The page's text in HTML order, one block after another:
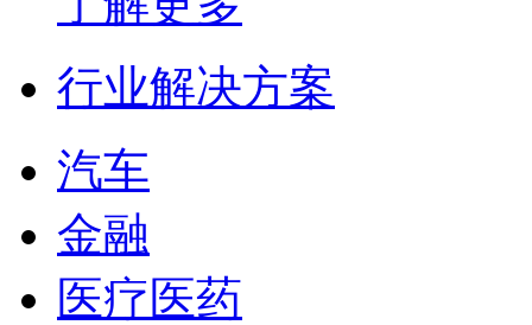
行业解决方案
汽车
金融
医疗医药